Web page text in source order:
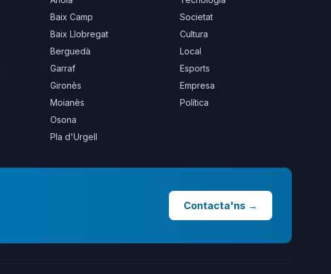
Baix Camp
Baix Llobregat
Berguedà
Garraf
Gironès
Moianès
Osona
Pla d'Urgell
Societat
Cultura
Local
Esports
Empresa
Política
Contacta'ns →